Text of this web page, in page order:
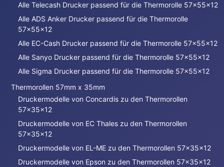
Alle Telecash Drucker passend für die Thermorolle 57x55x12
Alle ADS Anker Drucker passend für die Thermorolle
57x55x12
Alle EC-Cash Drucker passend für die Thermorolle 57x55x12
Alle Sanyo Drucker passend für die Thermorolle 57x55x12
Alle Sigma Drucker passend für die Thermorolle 57x55x12
Thermorollen 57mm x 35mm
Druckermodelle von Concardis zu den Thermorollen
57x35x12
Druckermodelle von EC Thales zu den Thermorollen
57x35x12
Druckermodelle von EL-ME zu den Thermorollen 57x35x12
Druckermodelle von Epson zu den Thermorollen 57x35x12